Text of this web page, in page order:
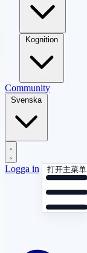
Kognition
Community
Svenska
Logga in 打开主菜单